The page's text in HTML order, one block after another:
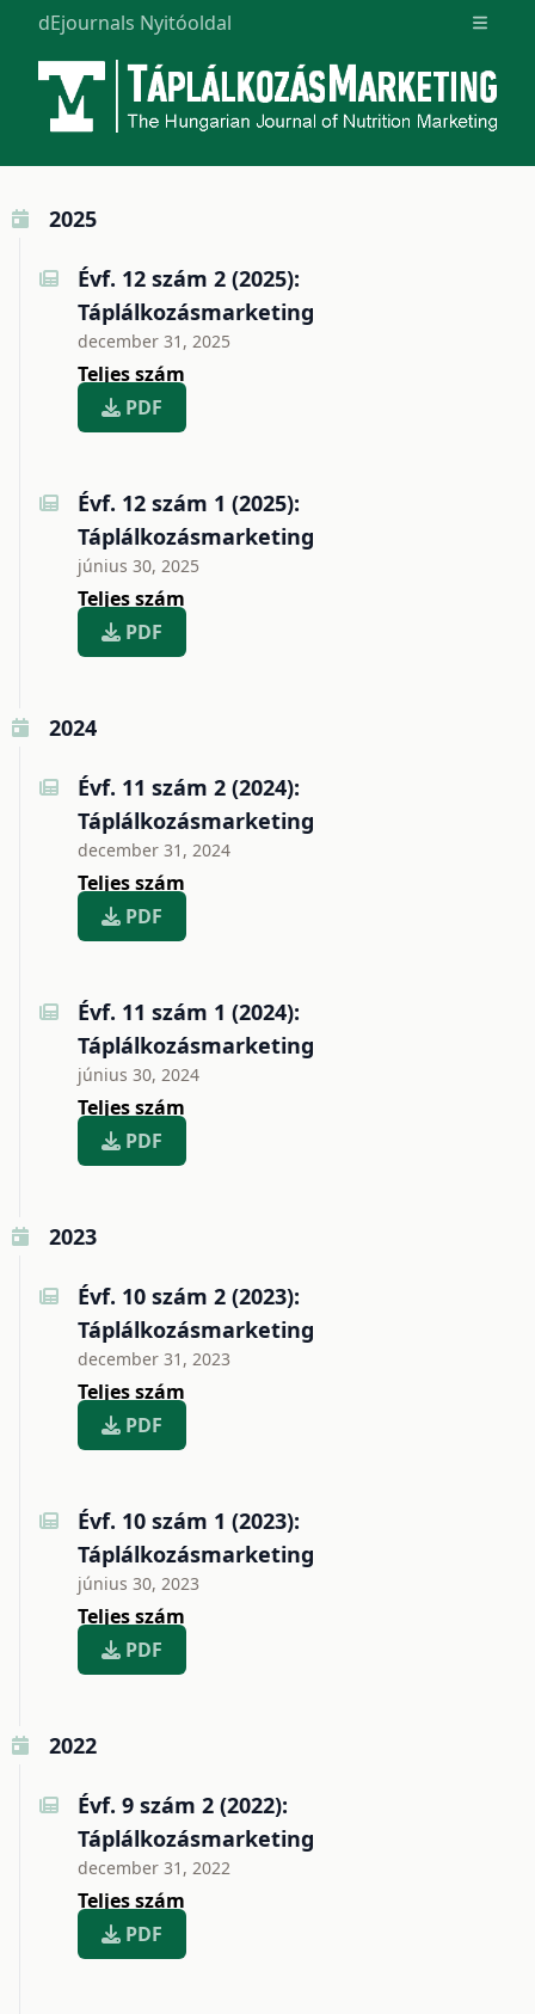
dEjournals Nyitóoldal Open
2025
Évf. 12 szám 2 (2025):
Táplálkozásmarketing
december 31, 2025
Teljes szám
PDF
Évf. 12 szám 1 (2025):
Táplálkozásmarketing
június 30, 2025
Teljes szám
PDF
2024
Évf. 11 szám 2 (2024):
Táplálkozásmarketing
december 31, 2024
Teljes szám
PDF
Évf. 11 szám 1 (2024):
Táplálkozásmarketing
június 30, 2024
Teljes szám
PDF
2023
Évf. 10 szám 2 (2023):
Táplálkozásmarketing
december 31, 2023
Teljes szám
PDF
Évf. 10 szám 1 (2023):
Táplálkozásmarketing
június 30, 2023
Teljes szám
PDF
2022
Évf. 9 szám 2 (2022):
Táplálkozásmarketing
december 31, 2022
Teljes szám
PDF